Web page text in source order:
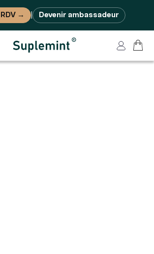
au contenu
→ | Devenir ambassadeur
Panier